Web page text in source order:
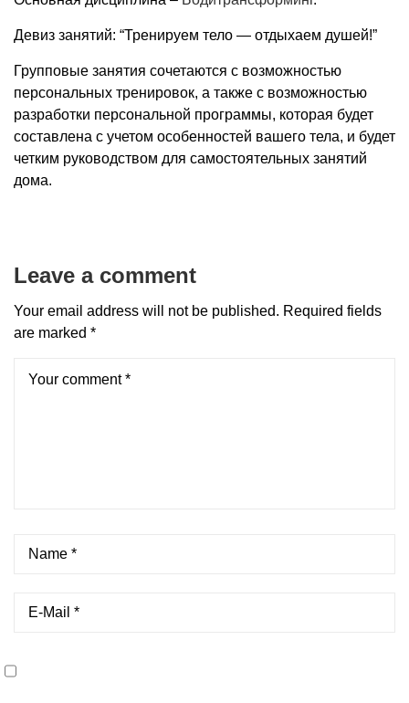
Девиз занятий: “Тренируем тело — отдыхаем душей!”
Групповые занятия сочетаются с возможностью
персональных тренировок, а также с возможностью
разработки персональной программы, которая будет
составлена с учетом особенностей вашего тела, и будет
четким руководством для самостоятельных занятий
дома.
Leave a comment
Your email address will not be published. Required fields
are marked *